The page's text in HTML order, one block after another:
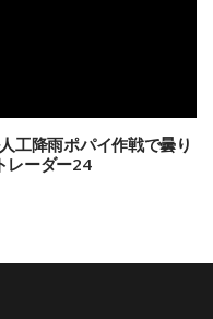
工降雨ポパイ作戦で曇り
レーダー24